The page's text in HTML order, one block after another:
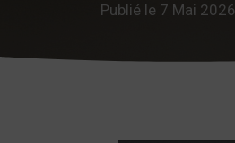
Publié le 7 Mai 2026